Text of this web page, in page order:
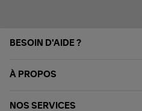
BESOIN D'AIDE ?
À PROPOS
NOS SERVICES